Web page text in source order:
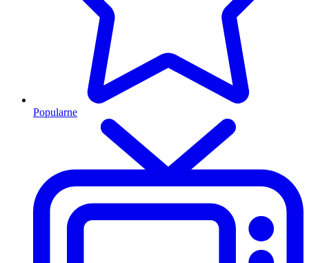
Popularne